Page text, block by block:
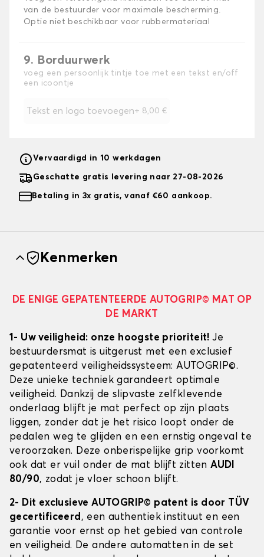
van de bestuurder voor maximale bescherming.
Optie niet beschikbaar voor rubbermateriaal
9. Borduurwerk
voeg een persoonlijk tintje toe met een tekst en/off
een icoontje
Tekst en logo toevoegen+ 8,00 €
Vervaardigd in 10 werkdagen
Geschatte gratis levering naar 27-08-2026
Betaling in 3x gratis, vanaf €60 aankoop.
Kenmerken
DE ENIGE GEPATENTEERDE AUTOGRIP© MAT OP
DE MARKT
1- Uw veiligheid: onze hoogste prioriteit!Je
bestuurdersmat is uitgerust met een exclusief
gepatenteerd veiligheidssysteem: AUTOGRIP©.
Deze unieke techniek garandeert optimale
veiligheid. Dankzij de slipvaste zelfklevende
onderlaag blijft je mat perfect op zijn plaats
liggen, zonder dat je het risico loopt onder de
pedalen weg te glijden en een ernstig ongeval te
veroorzaken. Deze onberispelijke grip voorkomt
ook dat er vuil onder de mat blijft zittenAUDI
80/90, zodat je vloer schoon blijft.
2- Dit exclusieve AUTOGRIP© patent is door TÜV
gecertificeerd, een authentiek instituut en een
garantie voor ernst op het gebied van controle
en veiligheid. De andere automatten in de set